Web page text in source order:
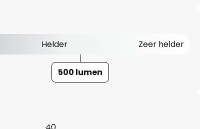
Helder Zeer helder
500 lumen